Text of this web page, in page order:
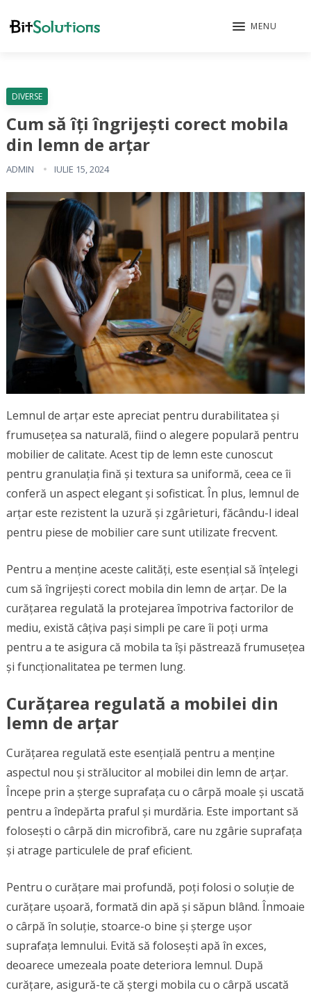
MENU
DIVERSE
Cum să îți îngrijești corect mobila
din lemn de arțar
ADMIN IULIE 15, 2024
Lemnul de arțar este apreciat pentru durabilitatea și
frumusețea sa naturală, fiind o alegere populară pentru
mobilier de calitate. Acest tip de lemn este cunoscut
pentru granulația fină și textura sa uniformă, ceea ce îi
conferă un aspect elegant și sofisticat. În plus, lemnul de
arțar este rezistent la uzură și zgârieturi, făcându-l ideal
pentru piese de mobilier care sunt utilizate frecvent.
Pentru a menține aceste calități, este esențial să înțelegi
cum să îngrijești corect mobila din lemn de arțar. De la
curățarea regulată la protejarea împotriva factorilor de
mediu, există câțiva pași simpli pe care îi poți urma
pentru a te asigura că mobila ta își păstrează frumusețea
și funcționalitatea pe termen lung.
Curățarea regulată a mobilei din
lemn de arțar
Curățarea regulată este esențială pentru a menține
aspectul nou și strălucitor al mobilei din lemn de arțar.
Începe prin a șterge suprafața cu o cârpă moale și uscată
pentru a îndepărta praful și murdăria. Este important să
folosești o cârpă din microfibră, care nu zgârie suprafața
și atrage particulele de praf eficient.
Pentru o curățare mai profundă, poți folosi o soluție de
curățare ușoară, formată din apă și săpun blând. Înmoaie
o cârpă în soluție, stoarce-o bine și șterge ușor
suprafața lemnului. Evită să folosești apă în exces,
deoarece umezeala poate deteriora lemnul. După
curățare, asigură-te că ștergi mobila cu o cârpă uscată